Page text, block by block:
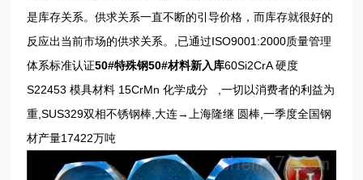
是库存关系。供求关系一直不断的引导价格，而库存就很好的
反应出当前市场的供求关系。,已通过ISO9001:2000质量管理
体系标准认证50#特殊钢50#材料新入库60Si2CrA 硬度
S22453 模具材料 15CrMn 化学成分
,一切以消费者的利益为
重,SUS329双相不锈钢棒,大连→上海隆继 圆棒,一季度全国钢
材产量17422万吨